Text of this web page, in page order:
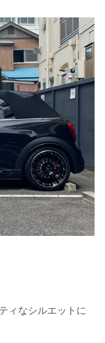
ィなシルエットに